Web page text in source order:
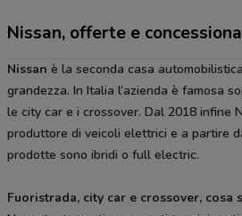
Nissan, offerte e
Nissan è la seconda casa
grandezza. In Italia l’azienda è famosa
le city car e i crossover. Dal 2018 infine
produttore di veicoli elettrici e a partire
prodotte sono ibridi o full electric.
Fuoristrada, city car e crossover, cosa